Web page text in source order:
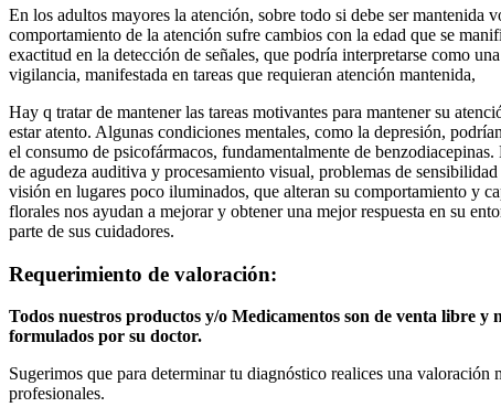
En los adultos mayores la atención, sobre todo si debe ser mantenida
comportamiento de la atención sufre cambios con la edad que se
exactitud en la detección de señales, que podría interpretarse como
vigilancia, manifestada en tareas que requieran atención mantenida,
Hay q tratar de mantener las tareas motivantes para mantener su
estar atento. Algunas condiciones mentales, como la depresión,
el consumo de psicofármacos, fundamentalmente de
de agudeza auditiva y procesamiento visual, problemas de
visión en lugares poco iluminados, que alteran su comportamiento y
florales nos ayudan a mejorar y obtener una mejor respuesta en su
parte de sus cuidadores.
Requerimiento de valoración:
Todos nuestros productos y/o Medicamentos son de venta libre y
formulados por su doctor.
Sugerimos que para determinar tu diagnóstico realices una valoración
profesionales.